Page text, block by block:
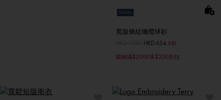
Unisex
寬版條紋橄欖球衫
至HKD 654 6折
購物滿$2000享$200折扣